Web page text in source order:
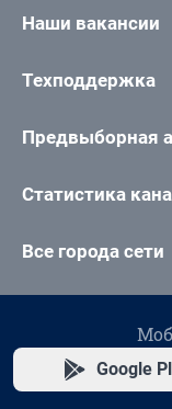
Наши вакансии
Техподдержка
Предвыборная
Статистика
Все города сети
Google